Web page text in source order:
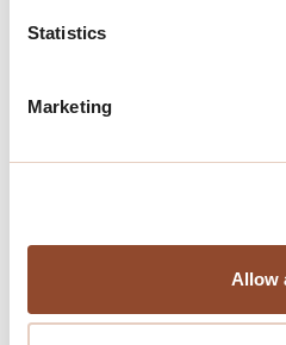
Statistics
Marketing
Allow
Gerelateerde